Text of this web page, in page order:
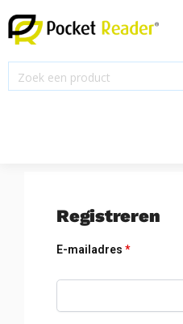
Registreren
E-mailadres *